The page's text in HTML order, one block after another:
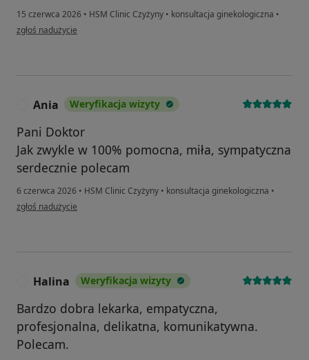
15 czerwca 2026 • HSM Clinic Czyżyny • konsultacja ginekologiczna •
w opinii użytkownika KD
zgłoś nadużycie
Ania Weryfikacja wizyty
Pani Doktor
Jak zwykle w 100% pomocna, miła, sympatyczna
serdecznie polecam
6 czerwca 2026 • HSM Clinic Czyżyny • konsultacja ginekologiczna •
w opinii użytkownika Ania
zgłoś nadużycie
Halina Weryfikacja wizyty
Bardzo dobra lekarka, empatyczna,
profesjonalna, delikatna, komunikatywna.
Polecam.